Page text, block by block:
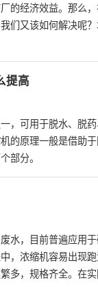
的经济效益。那么
们又该如何解决呢
提高
，可用于脱水、脱
的原理一般是借助
部分。
水，目前普遍应用
，浓缩机容易出现
多，规格齐全。在